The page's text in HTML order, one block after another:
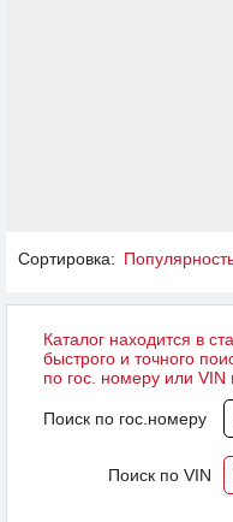
Сортировка:
Каталог находится в
быстрого и точного
по гос. номеру или VIN
Поиск по гос.номеру
Поиск по VIN